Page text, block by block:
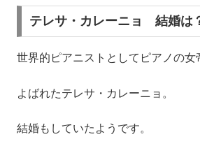
テレサ・カレーニョ 結婚は
世界的ピアニストとしてピアノの女
よばれたテレサ・カレーニョ。
結婚もしていたようです。